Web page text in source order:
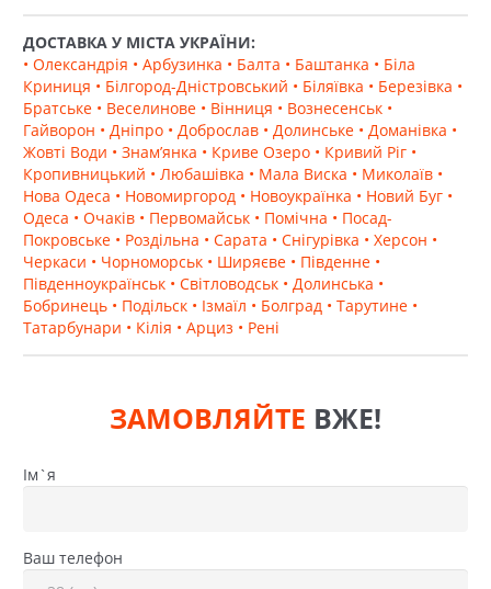
ДОСТАВКА У МІСТА УКРАЇНИ:
• Олександрія • Арбузинка • Балта • Баштанка • Біла
Криниця • Білгород-Дністровський • Біляївка • Березівка •
Братське • Веселинове • Вінниця • Вознесенськ •
Гайворон • Дніпро • Доброслав • Долинське • Доманівка •
Жовті Води • Знам’янка • Криве Озеро • Кривий Ріг •
Кропивницький • Любашівка • Мала Виска • Миколаїв •
Нова Одеса • Новомиргород • Новоукраїнка • Новий Буг •
Одеса • Очаків • Первомайськ • Помічна • Посад-
Покровське • Роздільна • Сарата • Снігурівка • Херсон •
Черкаси • Чорноморськ • Ширяєве • Південне •
Південноукраїнськ • Світловодськ • Долинська •
Бобринець • Подільск • Ізмаїл • Болград • Тарутине •
Татарбунари • Кілія • Арциз • Рені
ЗАМОВЛЯЙТЕ ВЖЕ!
Ім`я
Ваш телефон